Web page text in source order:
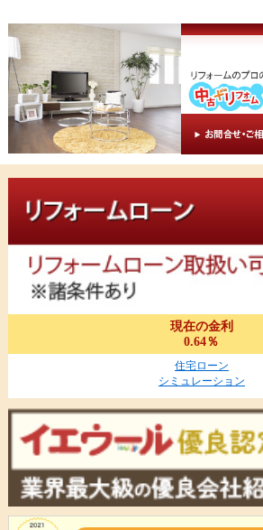
現在の金利
0.64％
住宅ローン
シミュレーション